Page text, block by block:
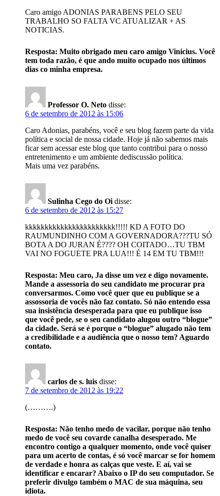
Caro amigo ADONIAS PARABENS PELO SEU
TRABALHO SO FALTA VC ATUALIZAR + AS
NOTICIAS.
Resposta: Muito obrigado meu caro amigo Vinicius. Você
tem toda razão, é que ando muito ocupado nos últimos
dias co minha empresa.
Professor O. Neto disse:
6 de setembro de 2012 às 15:06
Caro Adonias, parabéns, você e seu blog fazem parte da vida
política e social de nossa cidade. Hoje já não sabemos mais
ficar sem acessar este blog que tanto contribui para o nosso
entretenimento e um ambiente dediscussão política.
Mais uma vez parabéns.
Sulinha Cego do Oi disse:
6 de setembro de 2012 às 15:27
kkkkkkkkkkkkkkkkkkkkkkk!!!!! KD A FOTO DO
RAUMUNDINHO COM A GOVERNADORA???TU SÓ
BOTA A DO JURAN É???? OH COITADO…TU TBM
VAI NO FOGUETE PRA LUA!!! É 14 EM TU TBM!!!
Resposta: Meu caro, Ja disse um vez e digo novamente.
Mande a assessoria do seu candidato me procurar pra
conversarmos. Como você quer que eu publique se a
assossoria de vocês não faz contato. Só não entendo essa
sua insistência desesperada para que eu publique isso
que você pede, se o seu candidato alugou outro “blogue”
da cidade. Será se é porque o “blogue” alugado não tem
a credibilidade e a audiência que o nosso tem? Aguardo
contato.
carlos de s. luis disse:
7 de setembro de 2012 às 19:22
(……….)
Resposta: Não tenho medo de vacilar, porque não tenho
medo de você seu covarde canalha desesperado. Me
encontro contigo a qualquer momento, onde você quiser
para um acerto de contas, é só você marcar se for homem
de verdade e honra as calças que veste. E aí, vai se
identificar e encarar? Abaixo o IP do seu computador. Se
preferir divulgo também o MAC de sua máquina, seu
idiota.